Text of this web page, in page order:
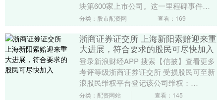
块第600家上市公司。这一里程碑事件，
见证了科创板自2019年开市以25家企....
分类：股市配资网 查看：169
浙商证券证交所 上海新阳索赔迎来重
大进展，符合要求的股民可尽快加入
登录新浪财经APP 搜索【信披】查看更多
考评等级浙商证券证交所 受损股民可至新
浪股民维权平台登记该公司维权：
http://wq.finance.sina.com....
分类：配资网站 查看：145